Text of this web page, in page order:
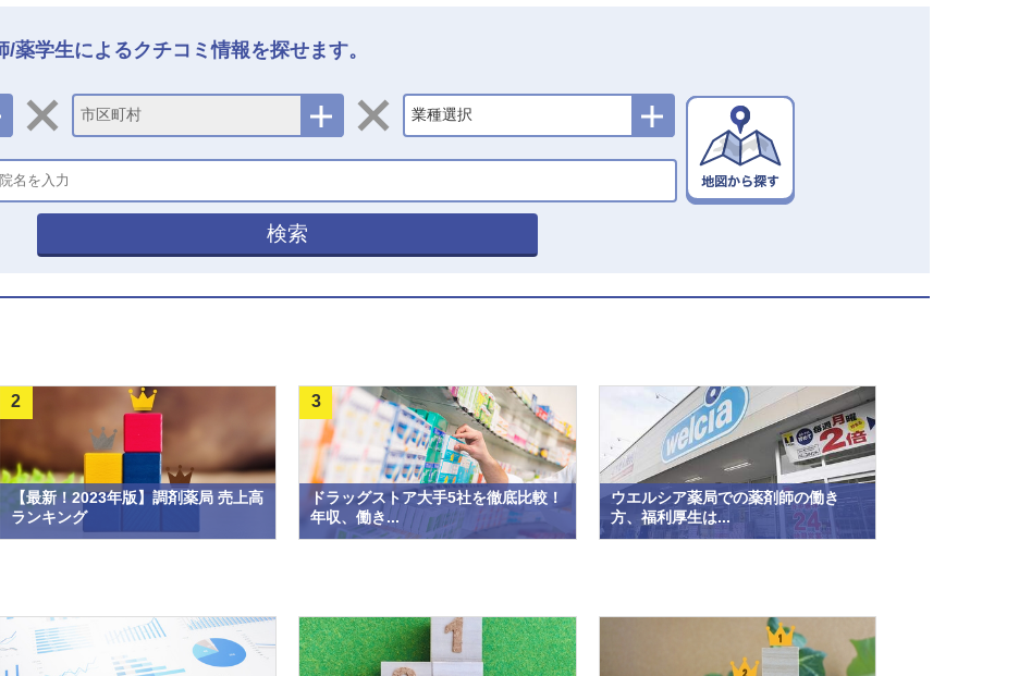
学生によるクチコミ情報を探せます。
市区町村 業種選択
検索
【最新！2023年版】調剤薬局 売上高
ランキング
2
ドラッグストア大手5社を徹底比較！
年収、働き...
3
ウエルシア薬局での薬剤師の働き
方、福利厚生は...